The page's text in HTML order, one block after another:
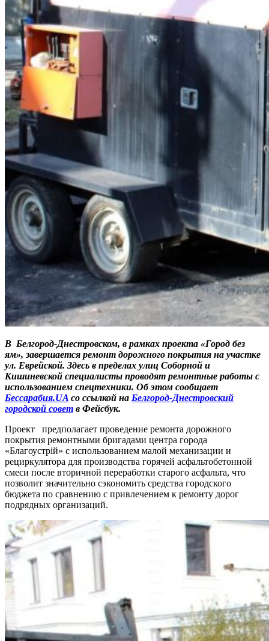
В Белгород-Днестровском, в рамках проекта «Город без
ям», завершается ремонт дорожного покрытия на участке
ул. Еврейской. Здесь в пределах улиц Соборной и
Кишиневской специалисты проводят ремонтные работы с
использованием спецтехники. Об этом сообщает
Бессарабия.UA со ссылкой на Белгород-Днестровский
городской совет в Фейсбук.
Проект предполагает проведение ремонта дорожного
покрытия ремонтными бригадами центра города
«Благоустрій» с использованием малой механизации и
рециркулятора для производства горячей асфальтобетонной
смеси после вторичной переработки старого асфальта, что
позволит значительно сэкономить средства городского
бюджета по сравнению с привлечением к ремонту дорог
подрядных организаций.